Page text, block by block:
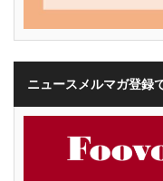
ニュースメルマガ登録